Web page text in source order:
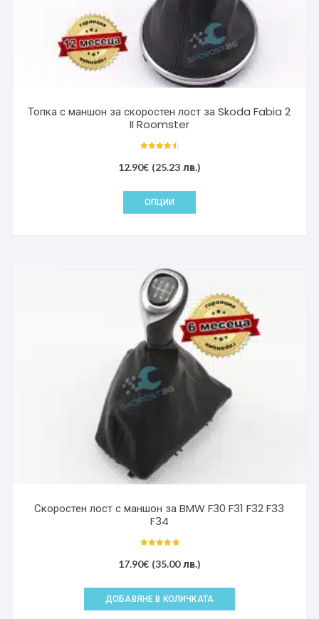
Топка с маншон за скоростен лост за Skoda Fabia 2
II Roomster
4.67
от 5
12.90€ (25.23 лв.)
ОПЦИИ
This
options
may
be
chosen
on
the
product
page
Скоростен лост с маншон за BMW F30 F31 F32 F33
F34
5.00
от 5
17.90€ (35.00 лв.)
ДОБАВЯНЕ В КОЛИЧКАТА